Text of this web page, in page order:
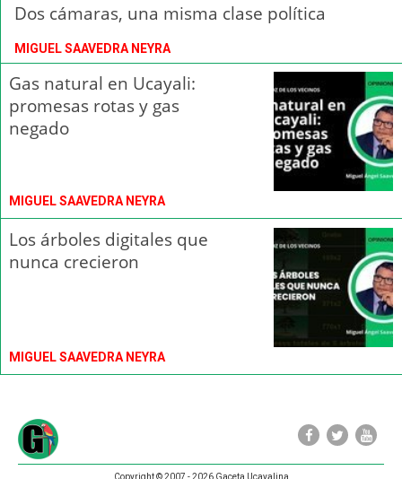
Dos cámaras, una misma clase política
MIGUEL SAAVEDRA NEYRA
Gas natural en Ucayali:
promesas rotas y gas
negado
MIGUEL SAAVEDRA NEYRA
Los árboles digitales que
nunca crecieron
MIGUEL SAAVEDRA NEYRA